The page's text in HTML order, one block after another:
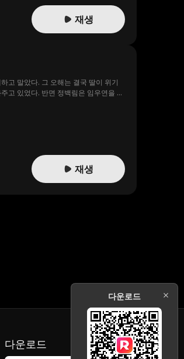
재생
고 말았다. 그 오해는 결국 딸이 위기
고 있었다. 반면 정백림은 임우연을 이
재생
다운로드
다운로드